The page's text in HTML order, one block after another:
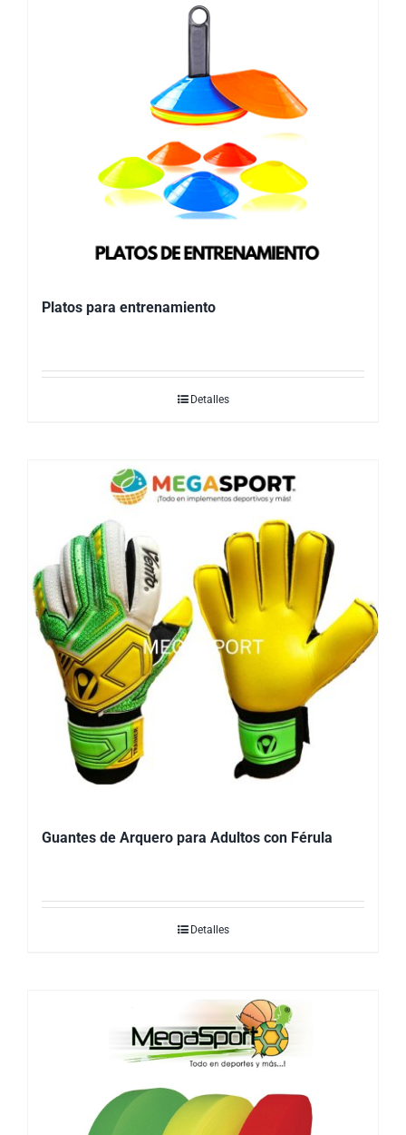
Platos para entrenamiento
Detalles
Guantes de Arquero para Adultos con Férula
Detalles